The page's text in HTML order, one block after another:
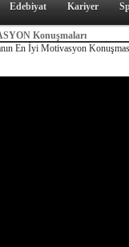
Edebiyat Kariyer
Konuşmaları
En İyi Motivasyon